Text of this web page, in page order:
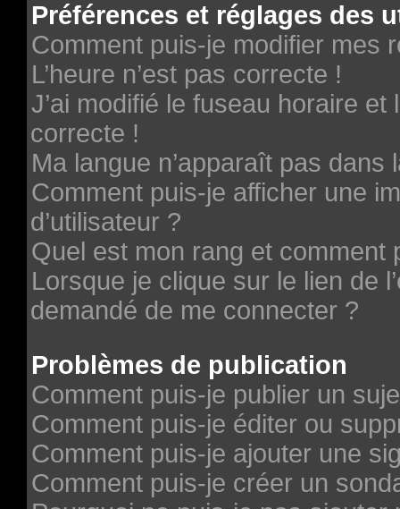
Préférences et réglages des
Comment puis-je modifier mes
L’heure n’est pas correcte !
J’ai modifié le fuseau horaire et
correcte !
Ma langue n’apparaît pas dans
Comment puis-je afficher une
d’utilisateur ?
Quel est mon rang et comment
Lorsque je clique sur le lien de
demandé de me connecter ?
Problèmes de publication
Comment puis-je publier un
Comment puis-je éditer ou
Comment puis-je ajouter une
Comment puis-je créer un